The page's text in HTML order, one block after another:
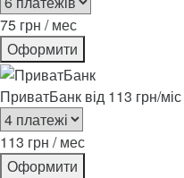
75 грн / мес
Оформити
ПриватБанк від 113 грн/міс
113 грн / мес
Оформити